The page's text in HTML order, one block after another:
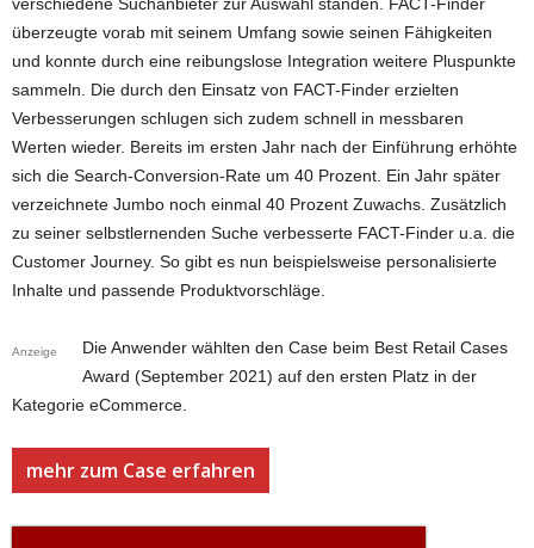
verschiedene Suchanbieter zur Auswahl standen. FACT-Finder
überzeugte vorab mit seinem Umfang sowie seinen Fähigkeiten
und konnte durch eine reibungslose Integration weitere Pluspunkte
sammeln. Die durch den Einsatz von FACT-Finder erzielten
Verbesserungen schlugen sich zudem schnell in messbaren
Werten wieder. Bereits im ersten Jahr nach der Einführung erhöhte
sich die Search-Conversion-Rate um 40 Prozent. Ein Jahr später
verzeichnete Jumbo noch einmal 40 Prozent Zuwachs. Zusätzlich
zu seiner selbstlernenden Suche verbesserte FACT-Finder u.a. die
Customer Journey. So gibt es nun beispielsweise personalisierte
Inhalte und passende Produktvorschläge.
Anzeige
Die Anwender wählten den Case beim Best Retail Cases
Award (September 2021) auf den ersten Platz in der
Kategorie eCommerce.
mehr zum Case erfahren